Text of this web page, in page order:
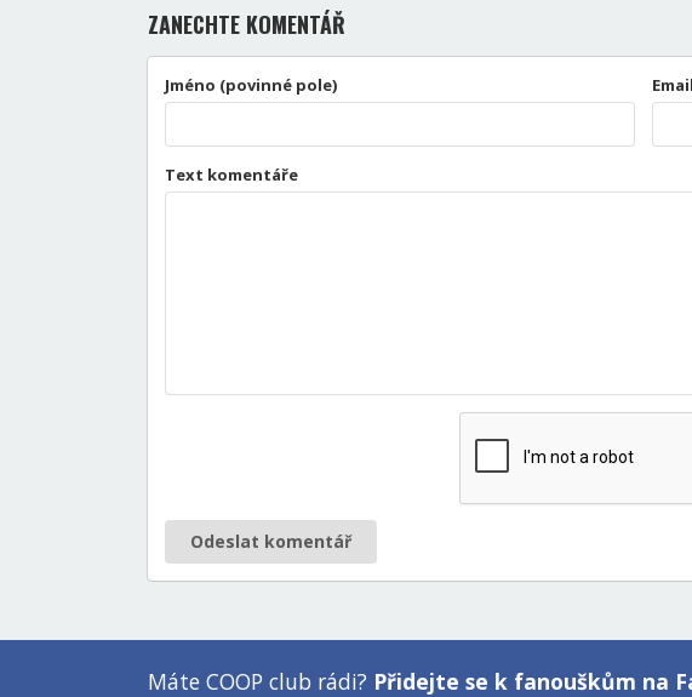
ZANECHTE KOMENTÁŘ
Jméno (povinné pole)
Text komentáře
Odeslat komentář
Máte COOP club rádi? Přidejte se k fanouškům na